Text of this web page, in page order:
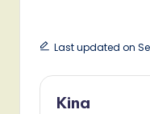
Last updated on
Kina